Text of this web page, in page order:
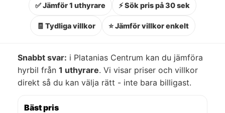
✅ Jämför 1 uthyrare ⚡ Sök pris på 30 sek
🧾 Tydliga villkor ⭐ Jämför villkor enkelt
Snabbt svar: i Platanias Centrum kan du jämföra
hyrbil från 1 uthyrare. Vi visar priser och villkor
direkt så du kan välja rätt - inte bara billigast.
Bäst pris